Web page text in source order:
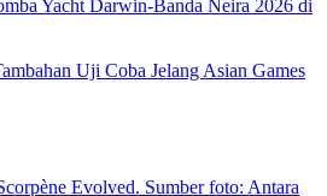
Yacht Darwin-Banda Neira 2026 di
Uji Coba Jelang Asian Games